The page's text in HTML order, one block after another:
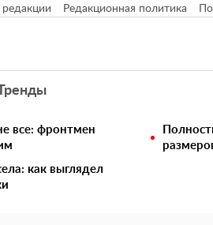
Редакционная политика
все: фронтмен
как выглядел